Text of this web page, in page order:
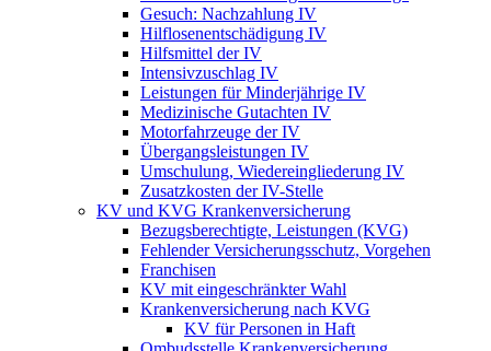
Gesuch: Nachzahlung IV
Hilflosenentschädigung IV
Hilfsmittel der IV
Intensivzuschlag IV
Leistungen für Minderjährige IV
Medizinische Gutachten IV
Motorfahrzeuge der IV
Übergangsleistungen IV
Umschulung, Wiedereingliederung IV
Zusatzkosten der IV-Stelle
KV und KVG Krankenversicherung
Bezugsberechtigte, Leistungen (KVG)
Fehlender Versicherungsschutz, Vorgehen
Franchisen
KV mit eingeschränkter Wahl
Krankenversicherung nach KVG
KV für Personen in Haft